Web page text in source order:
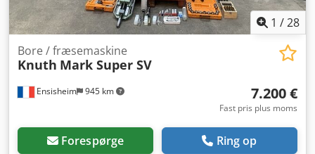
1 /28
Ensisheim 945 km
Bore / fræsemaskine
Knuth Mark Super SV
7.200 €
Fast pris plus moms
Forespørge Ring op